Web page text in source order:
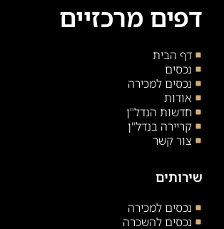
דפים מרכזיים
דף הבית
נכסים
נכסים למכירה
אודות
חדשות הנדל"ן
קריירה בנדל"ן
צור קשר
שירותים
נכסים למכירה
נכסים להשכרה